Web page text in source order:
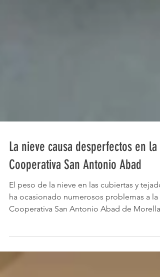
La nieve causa desperfectos en la
Cooperativa San Antonio Abad
El peso de la nieve en las cubiertas y
ha ocasionado numerosos problemas a la
Al caer...